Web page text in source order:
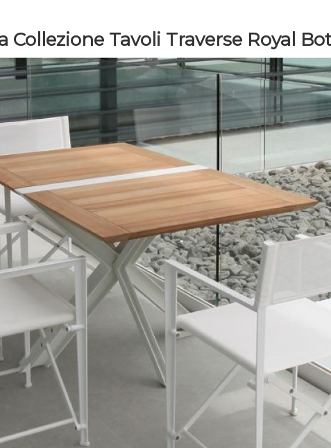
Collezione Tavoli Traverse Royal